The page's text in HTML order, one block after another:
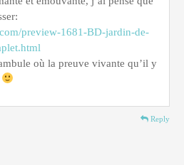
preview-1681-BD-jardin-de-
où la preuve vivante qu’il y
Reply